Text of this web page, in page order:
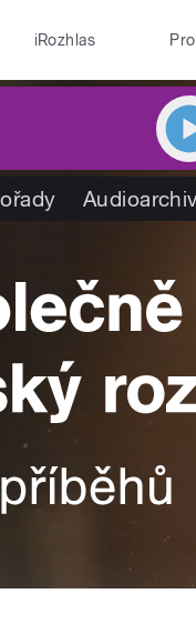
iRozhlas
Audioarchiv